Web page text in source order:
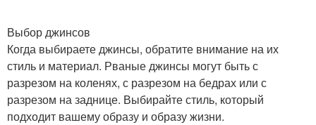
Выбор джинсов
Когда выбираете джинсы, обратите внимание на их
стиль и материал. Рваные джинсы могут быть с
разрезом на коленях, с разрезом на бедрах или с
разрезом на заднице. Выбирайте стиль, который
подходит вашему образу и образу жизни.